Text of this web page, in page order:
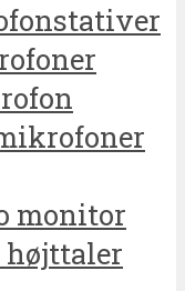
monitor
højttaler